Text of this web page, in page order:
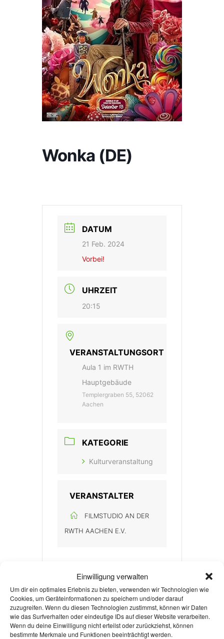
Einwilligung verwalten
Um dir ein optimales Erlebnis zu bieten, verwenden wir Technologien wie
Cookies, um Geräteinformationen zu speichern und/oder darauf
zuzugreifen. Wenn du diesen Technologien zustimmst, können wir Daten
wie das Surfverhalten oder eindeutige IDs auf dieser Website verarbeiten.
Wenn du deine Einwilligung nicht erteilst oder zurückziehst, können
bestimmte Merkmale und Funktionen beeinträchtigt werden.
Wonka (DE)
DATUM
21 Feb. 2024
Vorbei!
UHRZEIT
20:15
VERANSTALTUNGSORT
Aula 1 im RWTH
Hauptgebäude
Templergraben 55, 52062
Aachen
KATEGORIE
Kulturveranstaltung
VERANSTALTER
FILMSTUDIO AN DER
RWTH AACHEN E.V.
+ Zu Google Kalender hinzufügen